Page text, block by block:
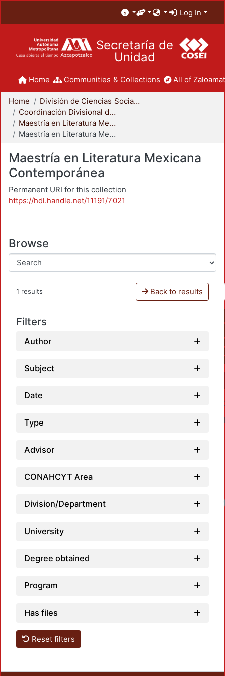
Log In
Secretaría de
Unidad
Home Communities & Collections All of
Home
División de Ciencias Sociales y Humanidades
Coordinación Divisional de Posgrado
Maestría en Literatura Mexicana Contemporánea
Maestría en Literatura Mexicana Contemporánea
Maestría en Literatura Mexicana
Contemporánea
Permanent URI for this collection
https://hdl.handle.net/11191/7021
Browse
1 results Back to results
Filters
Author
Subject
Date
Type
Advisor
CONAHCYT Area
Division/Department
University
Degree obtained
Program
Has files
Reset filters